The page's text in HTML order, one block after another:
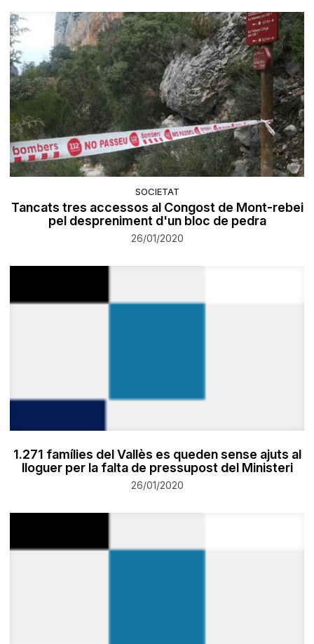
SOCIETAT
Tancats tres accessos al Congost de Mont-rebei
pel despreniment d'un bloc de pedra
26/01/2020
1.271 famílies del Vallès es queden sense ajuts al
lloguer per la falta de pressupost del Ministeri
26/01/2020